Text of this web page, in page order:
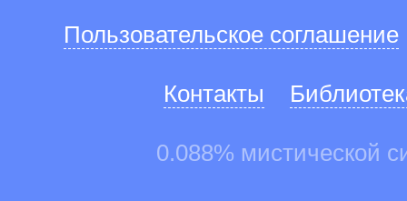
Пользовательское соглашение
Контакты
0.088% мистической